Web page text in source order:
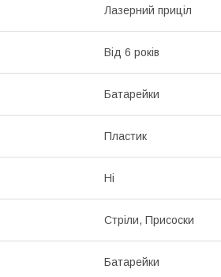
Лазерний приціл
Від 6 років
Батарейки
Пластик
Ні
Стріли, Присоски
Батарейки